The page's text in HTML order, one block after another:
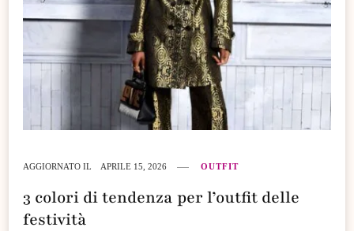
AGGIORNATO IL APRILE 15, 2026 OUTFIT
3 colori di tendenza per l’outfit delle
festività